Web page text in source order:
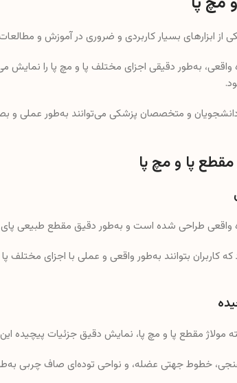
از ابزارهای بسیار کاربردی و ضروری در آموزش و
واقعی، به‌طور دقیقی اجزای مختلف پا و مچ پا را
دانشجویان و متخصصان پزشکی می‌توانند به‌طور عملی و
پا و مچ پا
واقعی طراحی شده است و به‌طور دقیق مقطع طبیعی
کاربران بتوانند به‌طور واقعی و عملی با اجزای مختلف
مولاژ مقطع پا و مچ پا، نمایش دقیق جزئیات پیچیده
خطوط جهتی عضله، و نواحی توده‌ای صاف چربی